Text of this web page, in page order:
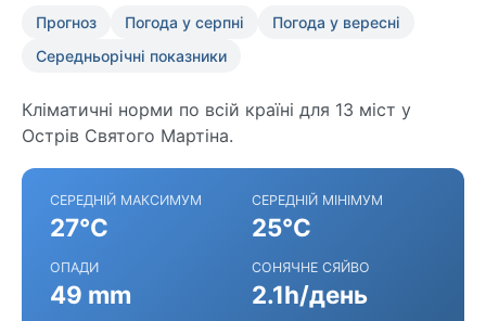
Прогноз Погода у серпні
Погода у вересні
Середньорічні показники
Кліматичні норми по всій країні для 13 міст у
Острів Святого Мартіна.
СЕРЕДНІЙ МАКСИМУМ
27°C
СЕРЕДНІЙ МІНІМУМ
25°C
ОПАДИ
49 mm
СОНЯЧНЕ СЯЙВО
2.1h/день